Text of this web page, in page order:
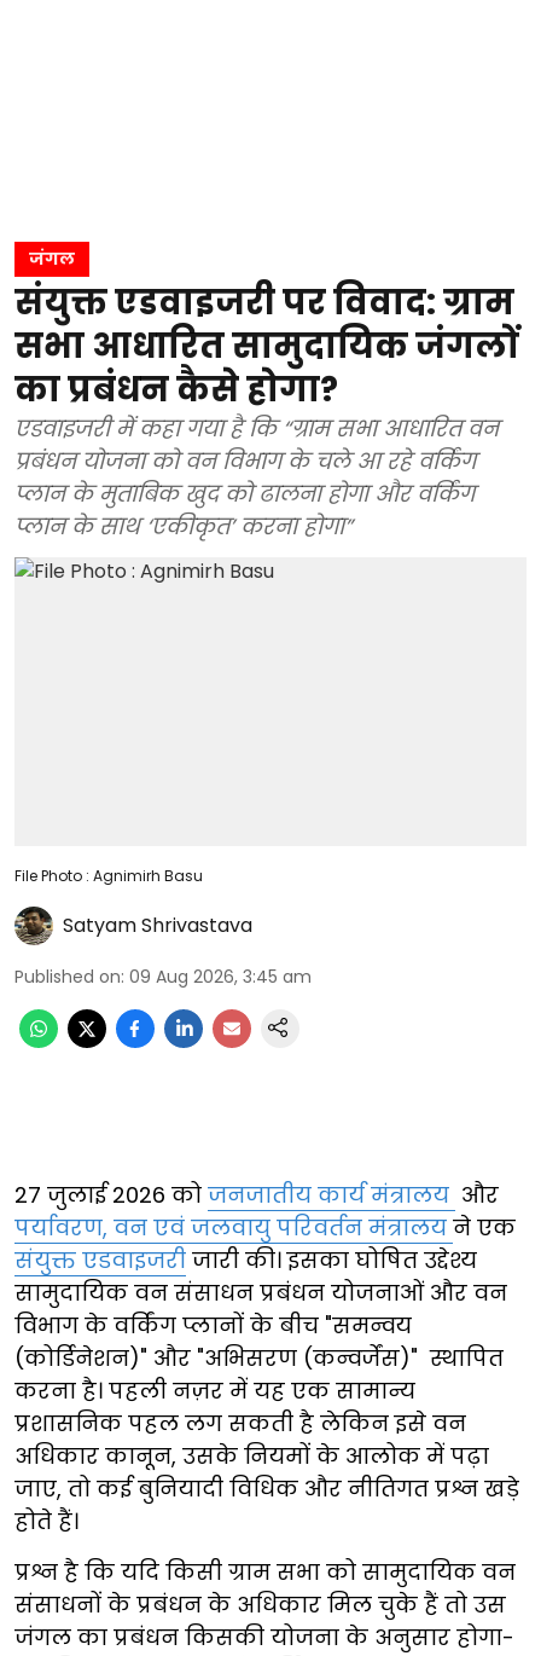
जंगल
संयुक्त एडवाइजरी पर विवाद: ग्राम
सभा आधारित सामुदायिक जंगलों
का प्रबंधन कैसे होगा?
एडवाइजरी में कहा गया है कि “ग्राम सभा आधारित वन
प्रबंधन योजना को वन विभाग के चले आ रहे वर्किंग
प्लान के मुताबिक खुद को ढालना होगा और वर्किंग
प्लान के साथ ‘एकीकृत’ करना होगा”
File Photo : Agnimirh Basu
Satyam Shrivastava
Published on: 09 Aug 2026, 3:45 am
27 जुलाई 2026 को जनजातीय कार्य मंत्रालय और
पर्यावरण, वन एवं जलवायु परिवर्तन मंत्रालय ने एक
संयुक्त एडवाइजरी जारी की। इसका घोषित उद्देश्य
सामुदायिक वन संसाधन प्रबंधन योजनाओं और वन
विभाग के वर्किंग प्लानों के बीच "समन्वय
(कोर्डिनेशन)" और "अभिसरण (कन्वर्जेंस)" स्थापित
करना है। पहली नज़र में यह एक सामान्य
प्रशासनिक पहल लग सकती है लेकिन इसे वन
अधिकार कानून, उसके नियमों के आलोक में पढ़ा
जाए, तो कई बुनियादी विधिक और नीतिगत प्रश्न खड़े
होते हैं।
प्रश्न है कि यदि किसी ग्राम सभा को सामुदायिक वन
संसाधनों के प्रबंधन के अधिकार मिल चुके हैं तो उस
जंगल का प्रबंधन किसकी योजना के अनुसार होगा-